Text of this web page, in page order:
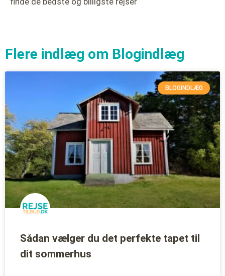
Flere indlæg om Blogindlæg
BLOGINDLÆG
Sådan vælger du det perfekte tapet til
dit sommerhus